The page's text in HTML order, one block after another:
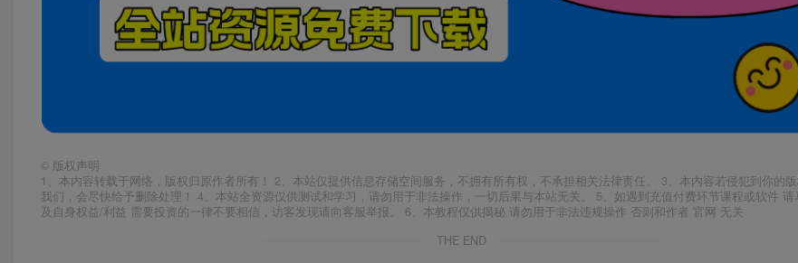
© 版权声明
1、本内容转载于网络，版权归原作者所有！ 2、本站仅提供信息存储空间服务，不拥有所有权，不承担相关法律责任。 3、本内容若侵犯到你的
我们，会尽快给予删除处理！ 4、本站全资源仅供测试和学习，请勿用于非法操作，一切后果与本站无关。 5、如遇到充值付费环节课程或软件
及自身权益/利益 需要投资的一律不要相信，访客发现请向客服举报。 6、本教程仅供揭秘 请勿用于非法违规操作 否则和作者 官网 无关
THE END